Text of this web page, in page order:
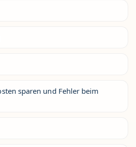
sparen und Fehler beim